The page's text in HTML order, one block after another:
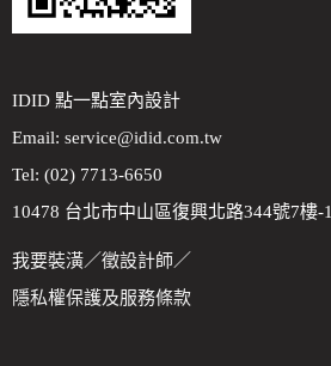
IDID 點一點室內設計
Email: service@idid.com.tw
Tel: (02) 7713-6650
10478 台北市中山區復興北路344號7樓-1
我要裝潢／徵設計師／
隱私權保護及服務條款